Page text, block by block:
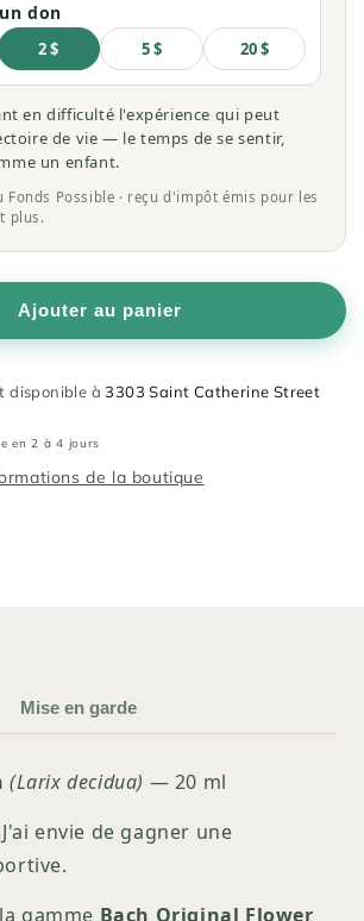
20
don
2 $ 5 $ 20 $
en difficulté l'expérience qui peut
de vie — le temps de se sentir,
un enfant.
Fonds Possible · reçu d'impôt émis pour les
plus.
Ajouter au panier
disponible à3303 Saint Catherine Street
en 2 à 4 jours
de la boutique
Mise en garde
(Larix decidua) — 20 ml
envie de gagner une
gamme Bach Original Flower